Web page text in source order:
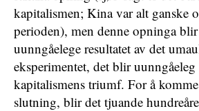
kapitalismen; Kina var alt ganske
perioden), men denne opninga
uunngåelege resultatet av det
eksperimentet, det blir
kapitalismens triumf. For å
slutning, blir det tjuande